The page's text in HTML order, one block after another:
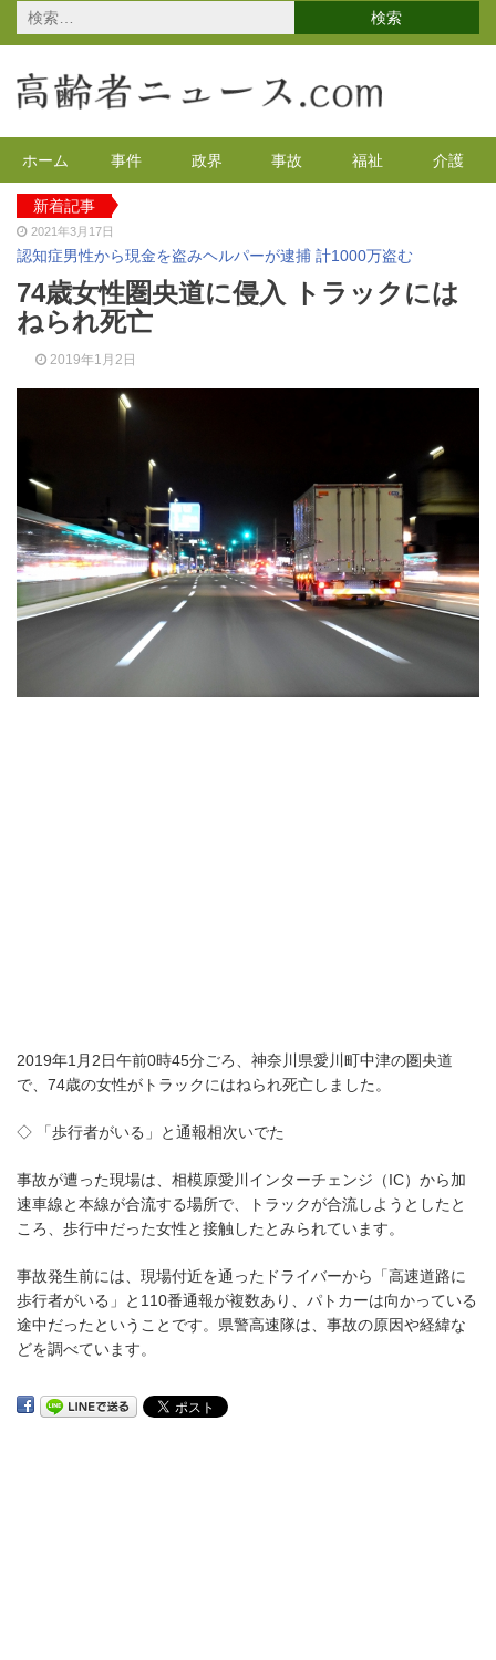
検
索:
ホーム 事件 政界 事故 福祉 介護
新着記事
2021年3月17日
認知症男性から現金を盗みヘルパーが逮捕 計1000万盗む
2021年2月4日
2020年の特殊詐欺が1万3千件 コロナで高齢者の被害が多発
2020年12月14日
有料老人ホームを活用で特養待機者を解消へ 江戸川区
90代母親と息子が自宅で血を流し死亡 無理心中か 兵庫
東京都 高齢者らを対象にGoToの自粛を呼びかけ
2021年4月12日
高齢者のワクチン接種始まる 今日から全国で開始
74歳女性圏央道に侵入 トラックには
ねられ死亡
2019年1月2日
2019年1月2日午前0時45分ごろ、神奈川県愛川町中津の圏央道
で、74歳の女性がトラックにはねられ死亡しました。
◇ 「歩行者がいる」と通報相次いでた
事故が遭った現場は、相模原愛川インターチェンジ（IC）から加
速車線と本線が合流する場所で、トラックが合流しようとしたと
ころ、歩行中だった女性と接触したとみられています。
事故発生前には、現場付近を通ったドライバーから「高速道路に
歩行者がいる」と110番通報が複数あり、パトカーは向かっている
途中だったということです。県警高速隊は、事故の原因や経緯な
どを調べています。